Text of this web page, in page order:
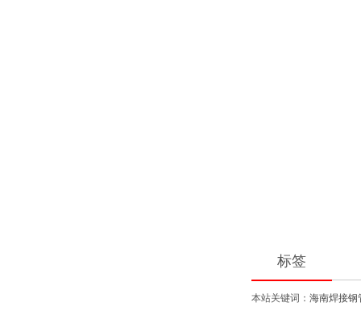
标签
本站关键词： 海南焊接钢